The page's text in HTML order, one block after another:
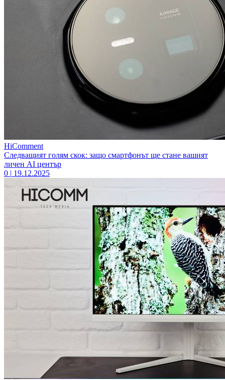
HiComment
Следващият голям скок: защо смартфонът ще стане вашият
личен AI център
0 | 19.12.2025